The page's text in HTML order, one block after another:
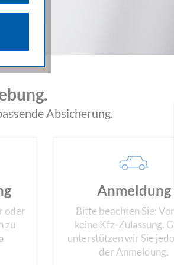
Absicherung.
oder
zu
Anmeldung
Bitte beachten Sie:
keine Kfz-Zulassung.
unterstützen wir Sie
der Anmeldung.
als auch